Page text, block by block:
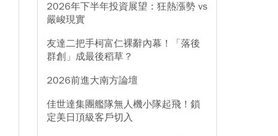
2026年下半年投資展望：狂熱漲勢 vs
嚴峻現實
友達二把手柯富仁裸辭內幕！「落後
群創」成最後稻草？
2026前進大南方論壇
佳世達集團艦隊無人機小隊起飛！鎖
定美日頂級客戶切入